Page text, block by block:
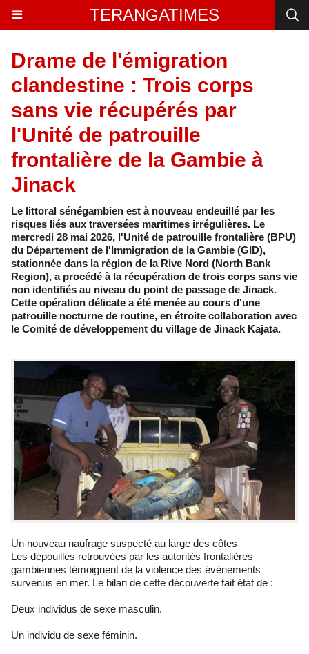
TERANGATIMES
Drame de l'émigration
clandestine : Trois corps
sans vie récupérés par
l'Unité de patrouille
frontalière de la Gambie à
Jinack
Le littoral sénégambien est à nouveau endeuillé par les
risques liés aux traversées maritimes irrégulières. Le
mercredi 28 mai 2026, l'Unité de patrouille frontalière (BPU)
du Département de l'Immigration de la Gambie (GID),
stationnée dans la région de la Rive Nord (North Bank
Region), a procédé à la récupération de trois corps sans vie
non identifiés au niveau du point de passage de Jinack.
Cette opération délicate a été menée au cours d'une
patrouille nocturne de routine, en étroite collaboration avec
le Comité de développement du village de Jinack Kajata.
Un nouveau naufrage suspecté au large des côtes
Les dépouilles retrouvées par les autorités frontalières
gambiennes témoignent de la violence des événements
survenus en mer. Le bilan de cette découverte fait état de :
Deux individus de sexe masculin.
Un individu de sexe féminin.